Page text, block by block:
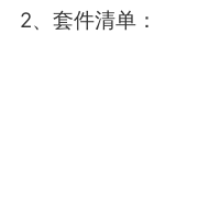
2、套件清单：